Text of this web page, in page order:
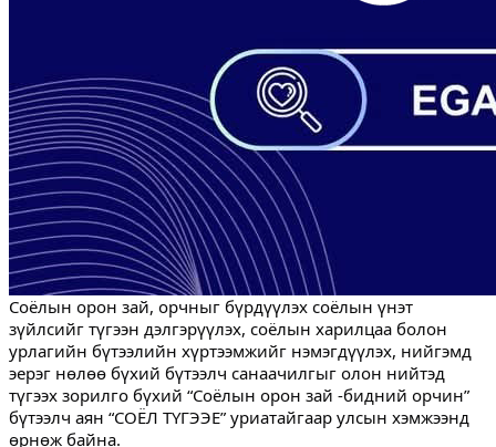
Соёлын орон зай, орчныг бүрдүүлэх соёлын үнэт
зүйлсийг түгээн дэлгэрүүлэх, соёлын харилцаа болон
урлагийн бүтээлийн хүртээмжийг нэмэгдүүлэх, нийгэмд
эерэг нөлөө бүхий бүтээлч санаачилгыг олон нийтэд
түгээх зорилго бүхий “Соёлын орон зай -бидний орчин”
бүтээлч аян “СОЁЛ ТҮГЭЭЕ” уриатайгаар улсын хэмжээнд
өрнөж байна.